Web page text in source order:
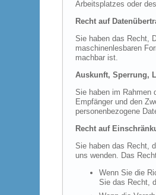
Arbeitsplatzes oder
Recht auf
Sie haben das Recht,
maschinenlesbaren
machbar ist.
Auskunft, Sperrung,
Sie haben im Rahmen
Empfänger und den
personenbezogene
Recht auf
Sie haben das Recht,
uns wenden. Das
Wenn Sie die
Sie das Recht,